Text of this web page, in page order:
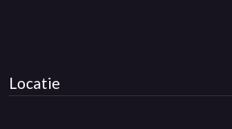
Locatie